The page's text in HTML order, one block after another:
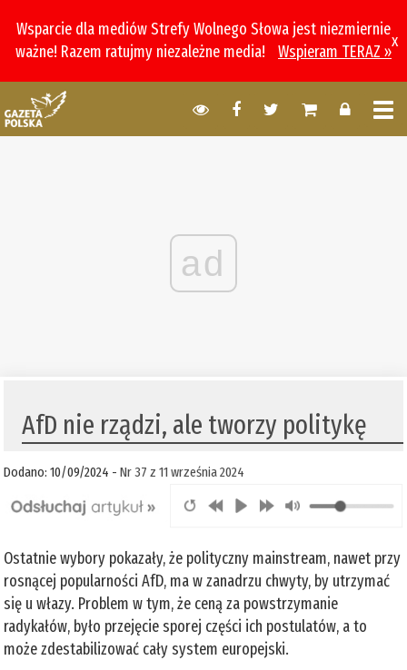
Wsparcie dla mediów Strefy Wolnego Słowa jest niezmiernie
ważne! Razem ratujmy niezależne media!
Wspieram TERAZ »
x
ad
AfD nie rządzi, ale tworzy politykę
Dodano: 10/09/2024 -Nr 37 z 11 września 2024
Ostatnie wybory pokazały, że polityczny mainstream, nawet przy
rosnącej popularności AfD, ma w zanadrzu chwyty, by utrzymać
się u włazy. Problem w tym, że ceną za powstrzymanie
radykałów, było przejęcie sporej części ich postulatów, a to
może zdestabilizować cały system europejski.